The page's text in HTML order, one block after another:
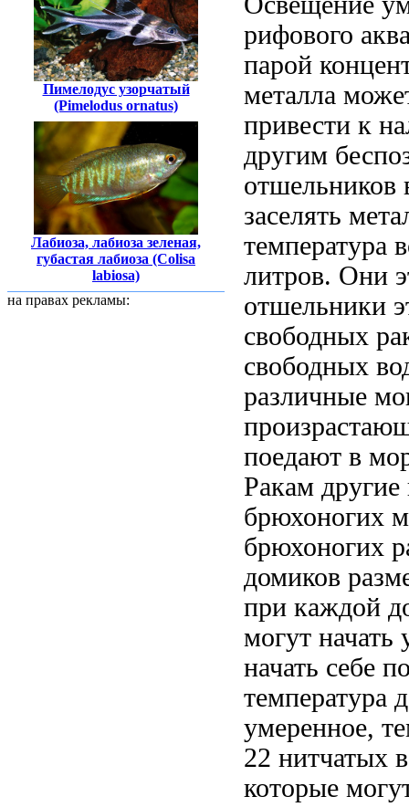
Пимелодус узорчатый
(Pimelodus ornatus)
Лабиоза, лабиоза зеленая,
губастая лабиоза (Colisa
labiosa)
на правах рекламы:
рифового
парой
металла
привести к
другим
отшельников
заселять
температура
литров. Они
отшельники
свободных
свободных
различные
поедают в
Ракам
брюхоногих
брюхоногих
домиков
при каждой
могут начать
начать себе
температура
умеренное,
22 нитчатых
которые